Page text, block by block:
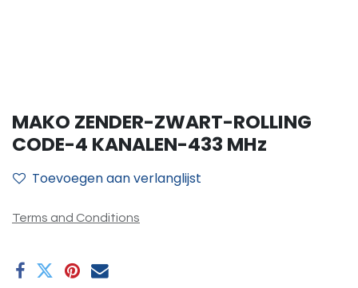
MAKO ZENDER-ZWART-ROLLING
CODE-4 KANALEN-433 MHz
Toevoegen aan verlanglijst
Terms and Conditions